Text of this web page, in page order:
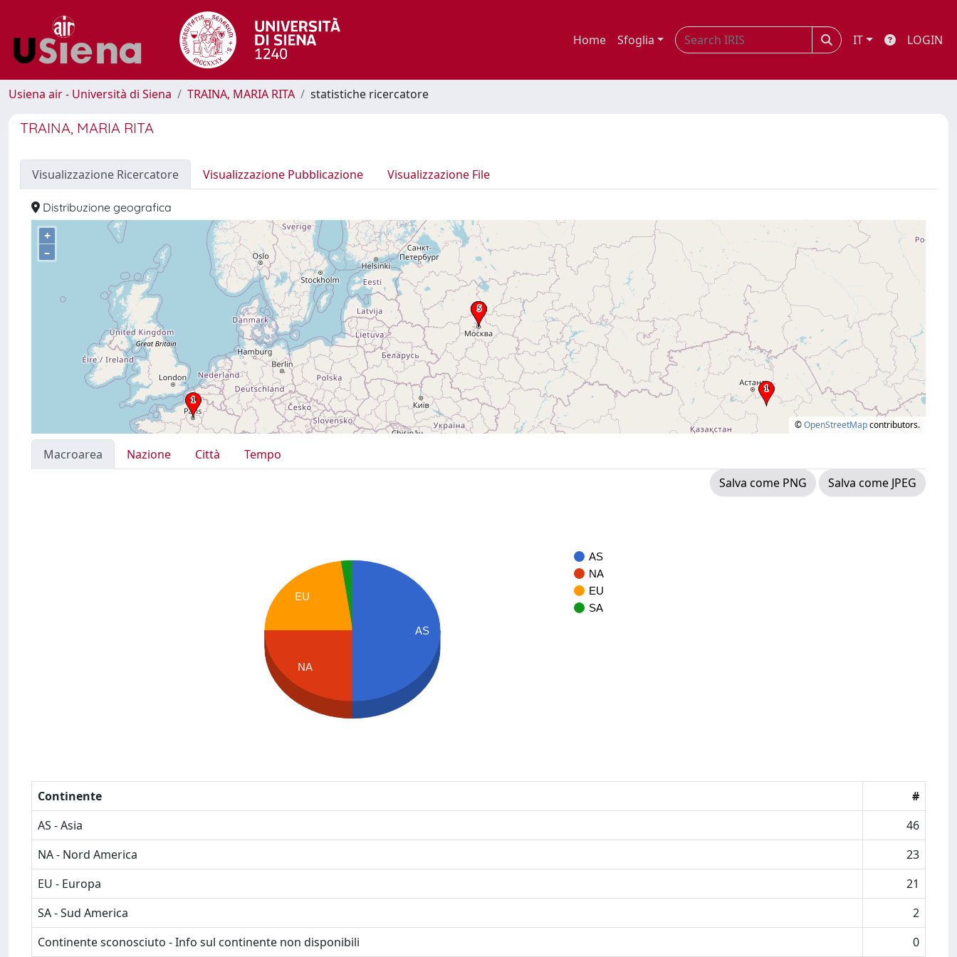
Home Sfoglia IT LOGIN
Usiena air - Università di Siena TRAINA, MARIA RITA statistiche ricercatore
TRAINA, MARIA RITA
Visualizzazione Ricercatore Visualizzazione Pubblicazione Visualizzazione File
Distribuzione geografica
+
–
©OpenStreetMapcontributors.
Macroarea Nazione Città
Tempo
Salva come PNG
Salva come JPEG
AS
NA
EU
SA
EU
NA
AS
Continente
#
AS - Asia
46
NA - Nord America
23
EU - Europa
21
SA - Sud America
2
Continente sconosciuto - Info sul continente non disponibili
0